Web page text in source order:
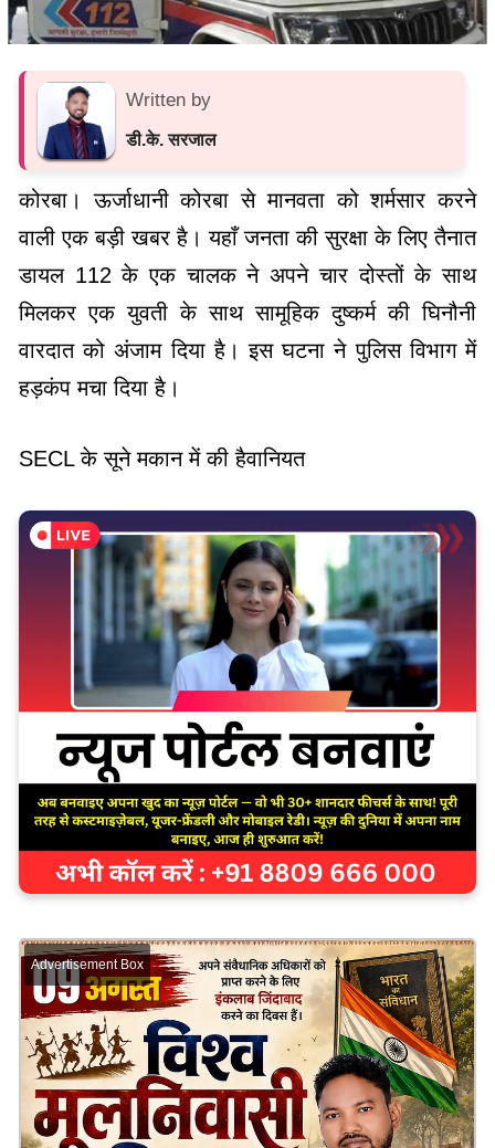
Written by
डी.के. सरजाल
कोरबा। ऊर्जाधानी कोरबा से मानवता को शर्मसार करने
वाली एक बड़ी खबर है। यहाँ जनता की सुरक्षा के लिए तैनात
डायल 112 के एक चालक ने अपने चार दोस्तों के साथ
मिलकर एक युवती के साथ सामूहिक दुष्कर्म की घिनौनी
वारदात को अंजाम दिया है। इस घटना ने पुलिस विभाग में
हड़कंप मचा दिया है।
SECL के सूने मकान में की हैवानियत
Advertisement Box